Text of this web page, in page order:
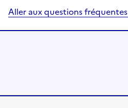
Aller aux questions fréquentes